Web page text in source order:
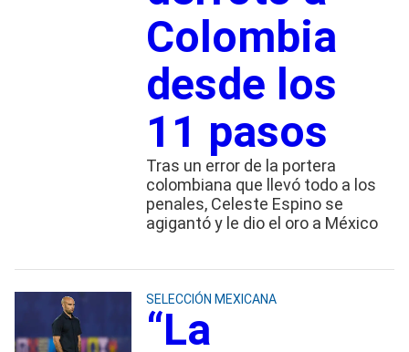
Colombia
desde los
11 pasos
Tras un error de la portera
colombiana que llevó todo a los
penales, Celeste Espino se
agigantó y le dio el oro a México
SELECCIÓN MEXICANA
“La